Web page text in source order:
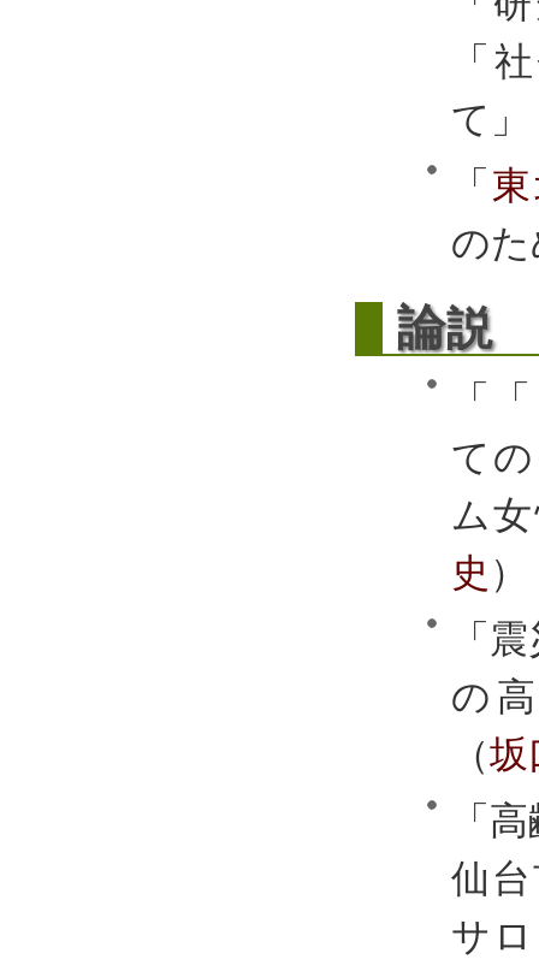
「
て」
「
の
論説
「
て
ム
史 ）
「
の
（坂
「
仙
サ